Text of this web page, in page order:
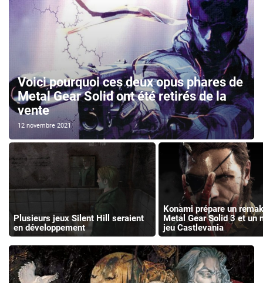
Voici pourquoi ces deux opus phares de
Metal Gear Solid ont été retirés de la
vente
12 novembre 2021
Plusieurs jeux Silent Hill seraient
en développement
Konami prépare un
Metal Gear Solid 3 et un
jeu Castlevania